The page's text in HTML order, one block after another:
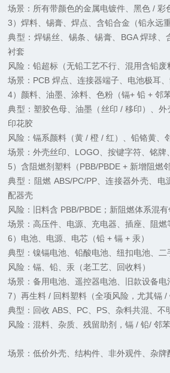
场景：所有带颜色的金属电镀件、黑色 / 彩
3）焊料、锡膏、焊点、含铅合金（铅永远重
典型：焊锡丝、锡条、锡膏、BGA 焊球、
衬套
风险：铅超标（无铅工艺不行 、混用含铅废
场景：PCB 焊点、连接器端子、电池极耳
4）颜料、油墨、涂料、色粉（镉+ 铅 + 邻苯
典型：塑胶色母、油墨（丝印 / 移印）、外
印花胶
风险：镉系颜料（黄 / 橙 / 红）、铅铬黄、
场景：外壳丝印、LOGO、按键字符、铭牌
5）含阻燃剂塑料（PBB/PBDE + 新增阻燃邻
典型：阻燃 ABS/PC/PP、连接器外壳、电
配器壳
风险：旧料含 PBB/PBDE；新阻燃体系混
场景：高压件、电源、充电器、插座、阻燃
6）电池、电源、电芯（铅 + 镉 + 汞）
典型：镍镉电池、铅酸电池、纽扣电池、
风险：镉、铅、汞（老工艺、回收料）
场景：备用电池、遥控器电池、旧款设备电
7）再生料 / 回料塑料（全项风险，尤其镉 /
典型：回收 ABS、PC、PS、杂料共混、不
风险：混料、杂质、残留助剂，镉 / 铅/ 邻
场景：低价外壳、结构件、非外观件、杂牌